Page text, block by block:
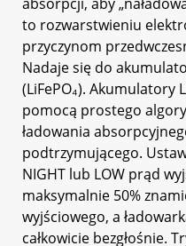
to rozwarstwieniu
przyczynom
Nadaje się do
(LiFePO₄). Akumulatory
pomocą prostego
ładowania
podtrzymującego.
NIGHT lub LOW prąd
maksymalnie 50%
wyjściowego, a
całkowicie bezgłośnie.